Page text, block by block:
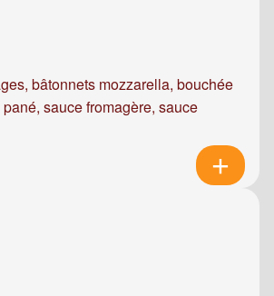
bâtonnets mozzarella, bouchée
sauce fromagère, sauce